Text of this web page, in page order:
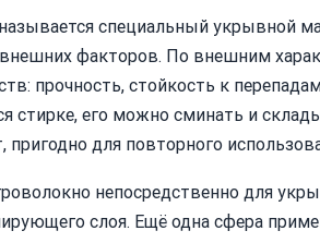
специальный укрывной
факторов. По внешним
прочность, стойкость к
стирке, его можно сминать и
пригодно для повторного
непосредственно для
слоя. Ещё одна сфера